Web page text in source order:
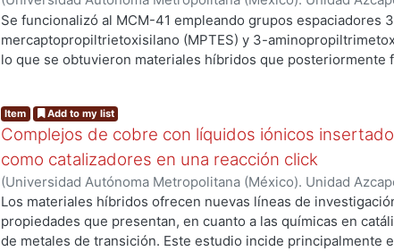
propargilos que permiten acceder a una reacción de ciclo
como catalizador CuI (I) y de esta manera obtener 1,2,3
“linker” entre otro grupo de compuestos con el objetivo de
Ciencias Básicas e Ingeniería.,2015)Hernández Gasca, Miguel
Deyanira;Negrón Silva, Guillermo Enrique;Lomas Romero,
Se funcionalizó al MCM-41 empleando grupos espaciadores
mercaptopropiltrietoxisilano (MPTES) y 3-
lo que se obtuvieron materiales híbridos que posteriormente
se emplearon como catalizadores en una reacción de
Strecker para la síntesis de un aminonitrilo.
Item Add to my list
Complejos de cobre con líquidos iónicos
como catalizadores en una reacción click
(Universidad Autónoma Metropolitana (México). Unidad
Ciencias Básicas e Ingeniería.,2015)Cortés Gerardo, Marcos
Silva, Guillermo Enrique;Ángeles Beltrán, Deyanira;
Lomas Romero, Leticia
Los materiales híbridos ofrecen nuevas líneas de
propiedades que presentan, en cuanto a las químicas en
de metales de transición. Este estudio incide principalmente